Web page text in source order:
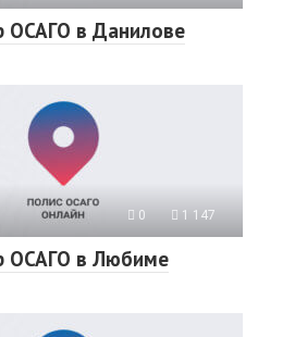
ОСАГО в Данилове
0 1 147
ОСАГО в Любиме